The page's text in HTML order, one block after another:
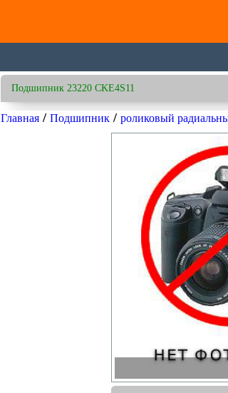
Подшипник 23220 CKE4S11
Главная / Подшипник / роликовый